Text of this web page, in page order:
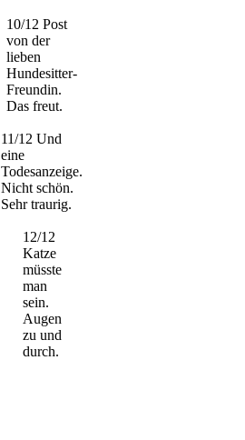
10/12 Post
von der
lieben
Hundesitter-
Freundin.
Das freut.
11/12 Und
eine
Todesanzeige.
Nicht schön.
Sehr traurig.
12/12
Katze
müsste
man
sein.
Augen
zu und
durch.